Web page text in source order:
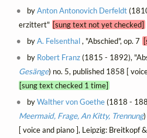
byAnton Antonovich Derfeldt
erzittert" [sung text not yet checked]
byA. Felsenthal, "Abschied", op. 7
by Robert Franz(1815 - 1892),
Gesänge) no. 5, published 1858 [
[sung text checked 1 time]
byWalther von Goethe(1818 -
Meermaid, Frage, An Kitty, Trennung
[ voice and piano ], Leipzig: Breitkopf